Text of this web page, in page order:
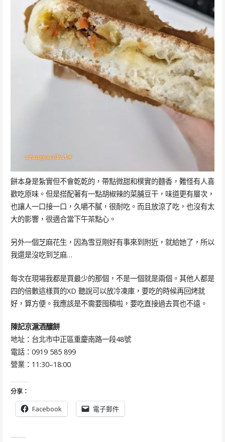
餅本身是紮實但不會乾乾的，帶點微甜和樸實的麵香，難怪有人喜
歡吃原味。但是搭配著有一點胡椒辣的菜脯豆干，味道更有層次，
也讓人一口接一口，久嚼不膩，很耐吃。而且放涼了吃，也沒有太
大的影響，很適合當下午茶點心。
另外一個芝麻花生，因為雪豆剛好有事來到附近，就給她了，所以
我還是沒吃到芝麻…
每次在現場我都是買最少的那個，不是一個就是兩個。其他人都是
四的倍數這樣買的XD 聽說可以放冷凍庫，要吃的時候再回烤就
好，算方便。我應該是不需要囤積啦，要吃直接過去買也不遠。
陳記京滬酒釀餅
地址：台北市中正區重慶南路一段48號
電話：0919 585 899
營業：11:30–18:00
分享：
Facebook 電子郵件